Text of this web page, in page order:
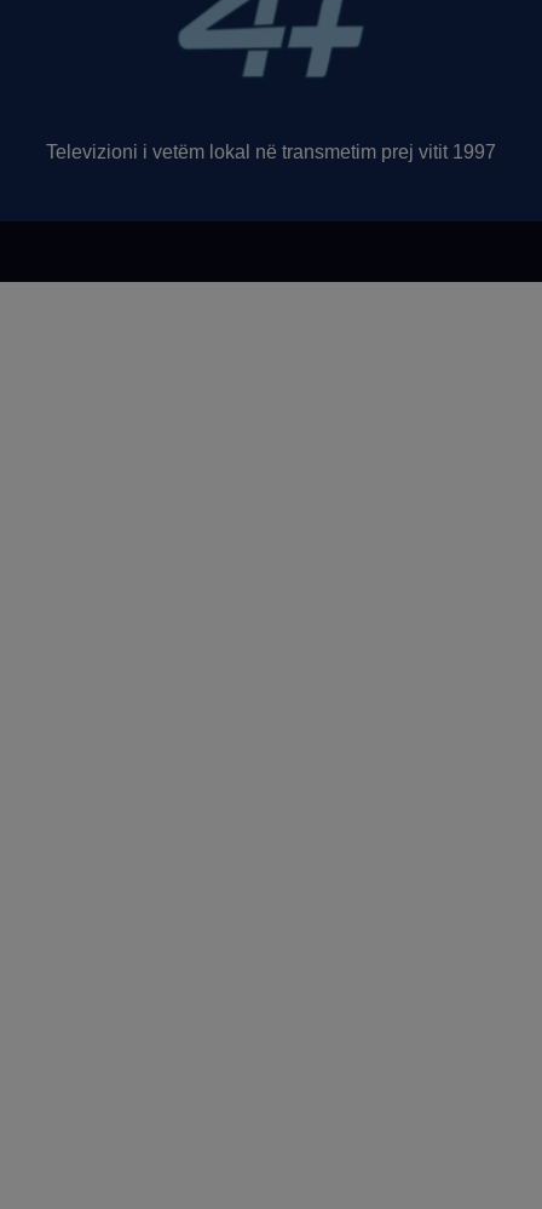
Televizioni i vetëm lokal në transmetim prej vitit 1997